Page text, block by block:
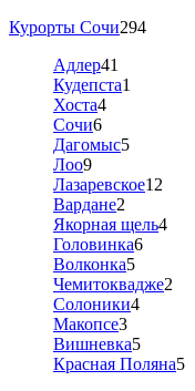
Курорты Сочи294
Адлер41
Кудепста1
Хоста4
Сочи6
Дагомыс5
Лоо9
Лазаревское12
Вардане2
Якорная щель4
Головинка6
Волконка5
Чемитоквадже2
Солоники4
Макопсе3
Вишневка5
Красная Поляна5